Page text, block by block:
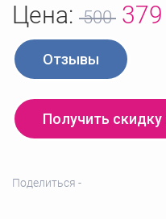
Цена: 500 379
Отзывы
Получить скидку
Поделиться -